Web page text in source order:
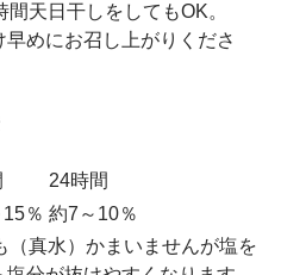
天日干しをしてもOK。
めにお召し上がりくださ
24時間
％ 約7～10％
真水）かまいませんが塩を